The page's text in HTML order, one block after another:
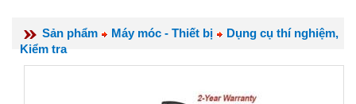
Sản phẩm Máy móc - Thiết bị
Dụng cụ thí nghiệm,
Kiểm tra